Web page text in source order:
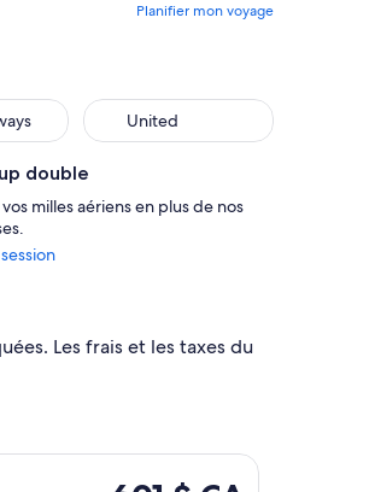
Planifier mon voyage
United
United
double
milles aériens en plus de nos
Les frais et les taxes du
prix de 585 $ CA – Trouvé il y a 9 heures
depuis Montréal vers Antigua, avec un